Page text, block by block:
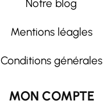
Notre blog
Mentions léagles
Conditions générales
MON COMPTE